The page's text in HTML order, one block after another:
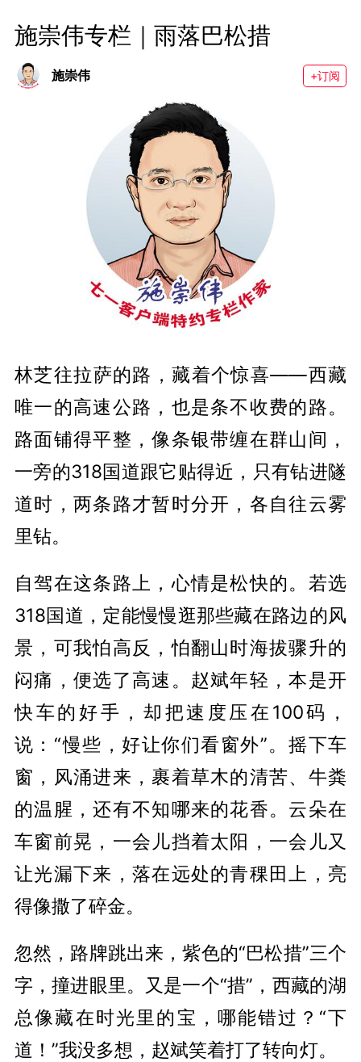
施崇伟专栏｜雨落巴松措
施崇伟 +订阅
林芝往拉萨的路，藏着个惊喜——西藏
唯一的高速公路，也是条不收费的路。
路面铺得平整，像条银带缠在群山间，
一旁的318国道跟它贴得近，只有钻进隧
道时，两条路才暂时分开，各自往云雾
里钻。
自驾在这条路上，心情是松快的。若选
318国道，定能慢慢逛那些藏在路边的风
景，可我怕高反，怕翻山时海拔骤升的
闷痛，便选了高速。赵斌年轻，本是开
快车的好手，却把速度压在100码，
说：“慢些，好让你们看窗外”。摇下车
窗，风涌进来，裹着草木的清苦、牛粪
的温腥，还有不知哪来的花香。云朵在
车窗前晃，一会儿挡着太阳，一会儿又
让光漏下来，落在远处的青稞田上，亮
得像撒了碎金。
忽然，路牌跳出来，紫色的“巴松措”三个
字，撞进眼里。又是一个“措”，西藏的湖
总像藏在时光里的宝，哪能错过？“下
道！”我没多想，赵斌笑着打了转向灯。